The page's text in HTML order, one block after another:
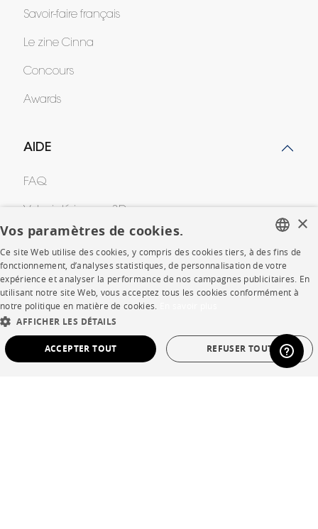
Savoir-faire français
Le zine Cinna
Concours
Awards
AIDE
FAQ
Votre intérieur en 3D
Contacts
CORPORATE
Presse
Rejoignez-nous
FRENCH
ENGLISH
SPANISH
×
Vos paramètres de cookies.
Ce site Web utilise des cookies, y compris des cookies tiers, à des fins de
fonctionnement, d’analyses statistiques, de personnalisation de votre
expérience et analyser la performance de nos campagnes publicitaires. En
utilisant notre site Web, vous acceptez tous les cookies conformément à
notre politique en matière de cookies.
AFFICHER LES DÉTAILS
ACCEPTER TOUT REFUSER TOUT